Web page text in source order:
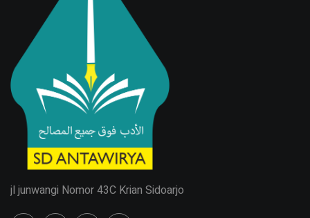
jl junwangi Nomor 43C Krian Sidoarjo